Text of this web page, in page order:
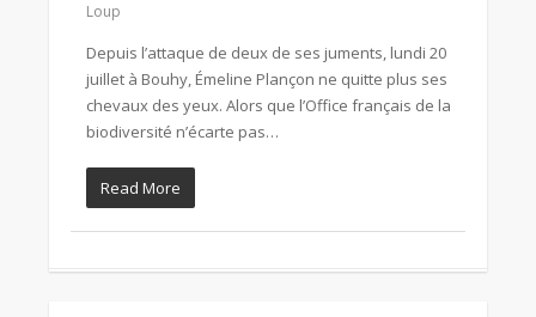
Loup
Depuis l’attaque de deux de ses juments, lundi 20
juillet à Bouhy, Émeline Plançon ne quitte plus ses
chevaux des yeux. Alors que l’Office français de la
biodiversité n’écarte pas…
Read More